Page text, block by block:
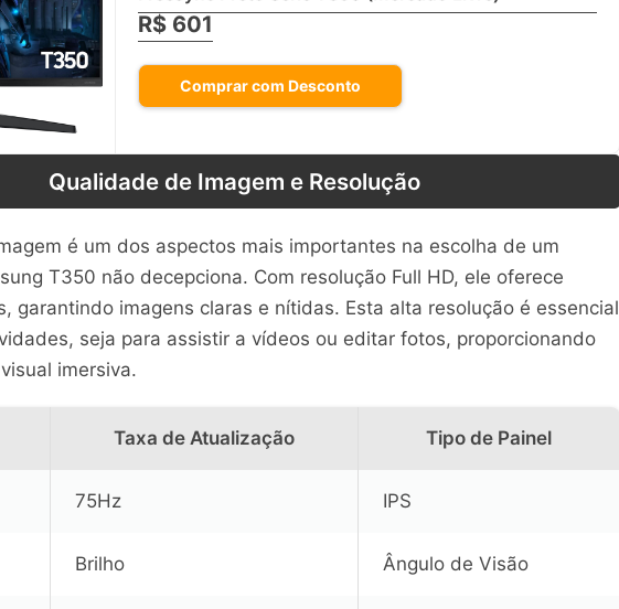
R$ 601
Comprar com Desconto
Qualidade de Imagem e Resolução
é um dos aspectos mais importantes na escolha de um
T350 não decepciona. Com resolução Full HD, ele oferece
garantindo imagens claras e nítidas. Esta alta resolução é essencial
seja para assistir a vídeos ou editar fotos, proporcionando
imersiva.
Taxa de Atualização Tipo de Painel
75Hz IPS
Brilho Ângulo de Visão